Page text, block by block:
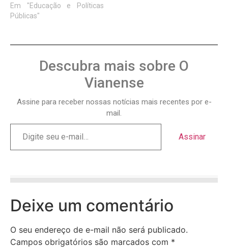
Em "Educação e Políticas
Públicas"
Descubra mais sobre O
Vianense
Assine para receber nossas notícias mais recentes por e-
mail.
Assinar
Deixe um comentário
O seu endereço de e-mail não será publicado.
Campos obrigatórios são marcados com *